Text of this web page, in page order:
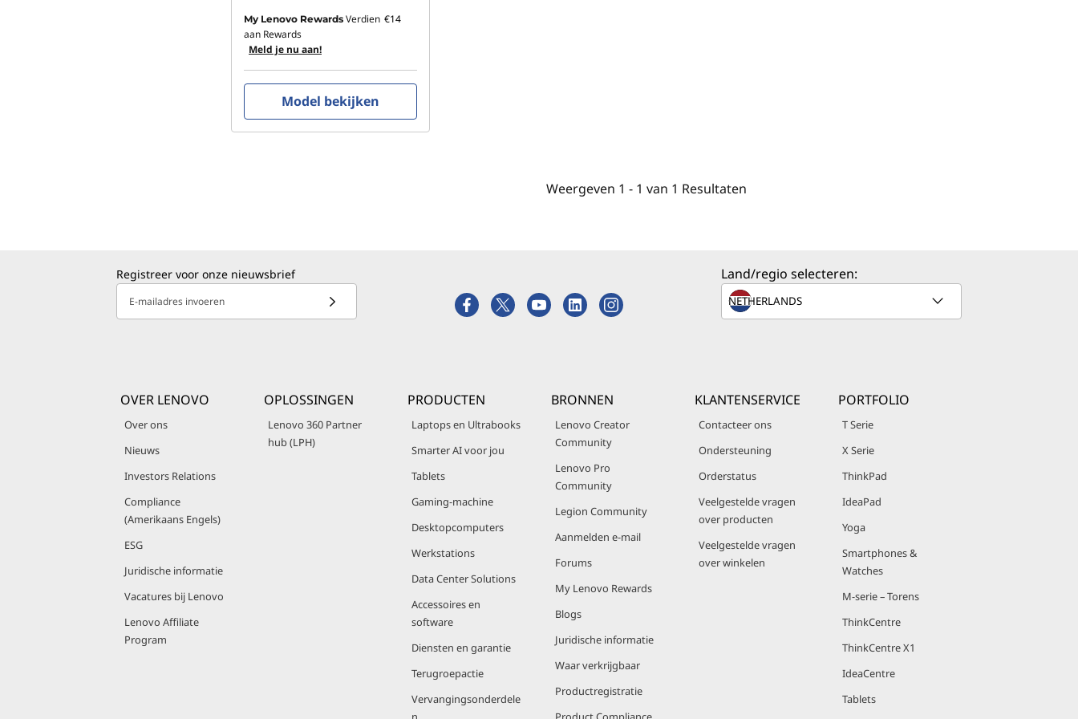
My Lenovo Rewards Verdien €14
aan Rewards
Meld je nu aan!
Model bekijken
Weergeven 1 - 1 van 1 Resultaten
Registreer voor onze nieuwsbrief
E-mailadres invoeren
Land/regio selecteren:
OVER LENOVO
Over ons
Nieuws
Investors Relations
Compliance
(Amerikaans Engels)
ESG
Juridische informatie
Vacatures bij Lenovo
Lenovo Affiliate
Program
OPLOSSINGEN
Lenovo 360 Partner
hub (LPH)
PRODUCTEN
Laptops en Ultrabooks
Smarter AI voor jou
Tablets
Gaming-machine
Desktopcomputers
Werkstations
Data Center Solutions
Accessoires en
software
Diensten en garantie
Terugroepactie
Vervangingsonderdele
BRONNEN
Lenovo Creator
Community
Lenovo Pro
Community
Legion Community
Aanmelden e-mail
Forums
My Lenovo Rewards
Blogs
Juridische informatie
Waar verkrijgbaar
Productregistratie
KLANTENSERVICE
Contacteer ons
Ondersteuning
Orderstatus
Veelgestelde vragen
over producten
Veelgestelde vragen
over winkelen
PORTFOLIO
T Serie
X Serie
ThinkPad
IdeaPad
Yoga
Smartphones &
Watches
M-serie – Torens
ThinkCentre
ThinkCentre X1
IdeaCentre
Tablets